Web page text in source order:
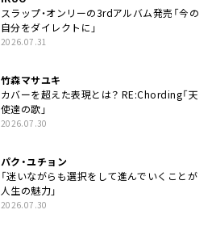
スラップ・オンリーの3rdアルバム発売「今の
自分をダイレクトに」
2026.07.31
竹森マサユキ
カバーを超えた表現とは？ RE:Chording「天
使達の歌」
2026.07.30
パク・ユチョン
「迷いながらも選択をして進んでいくことが
人生の魅力」
2026.07.30